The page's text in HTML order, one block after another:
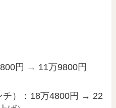
円 → 11万9800円
チ）：18万4800円 → 22